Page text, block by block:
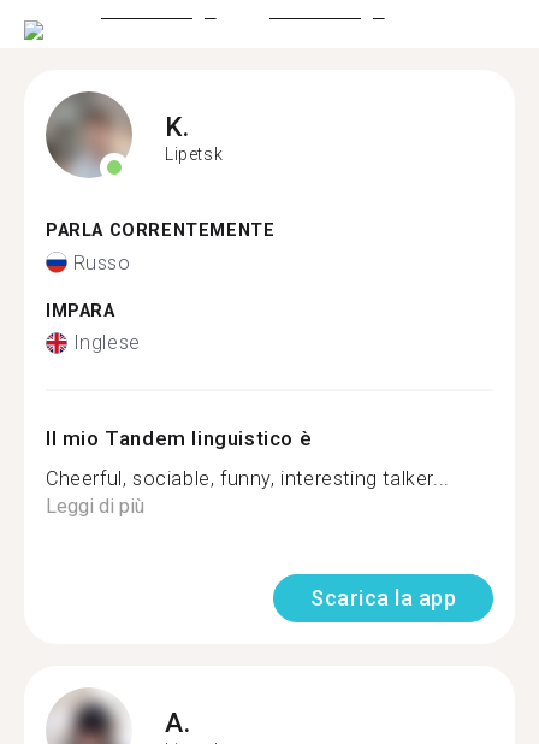
K.
Lipetsk
PARLA CORRENTEMENTE
Russo
IMPARA
Inglese
Il mio Tandem linguistico è
Cheerful, sociable, funny, interesting talker...
Leggi di più
Scarica la app
A.